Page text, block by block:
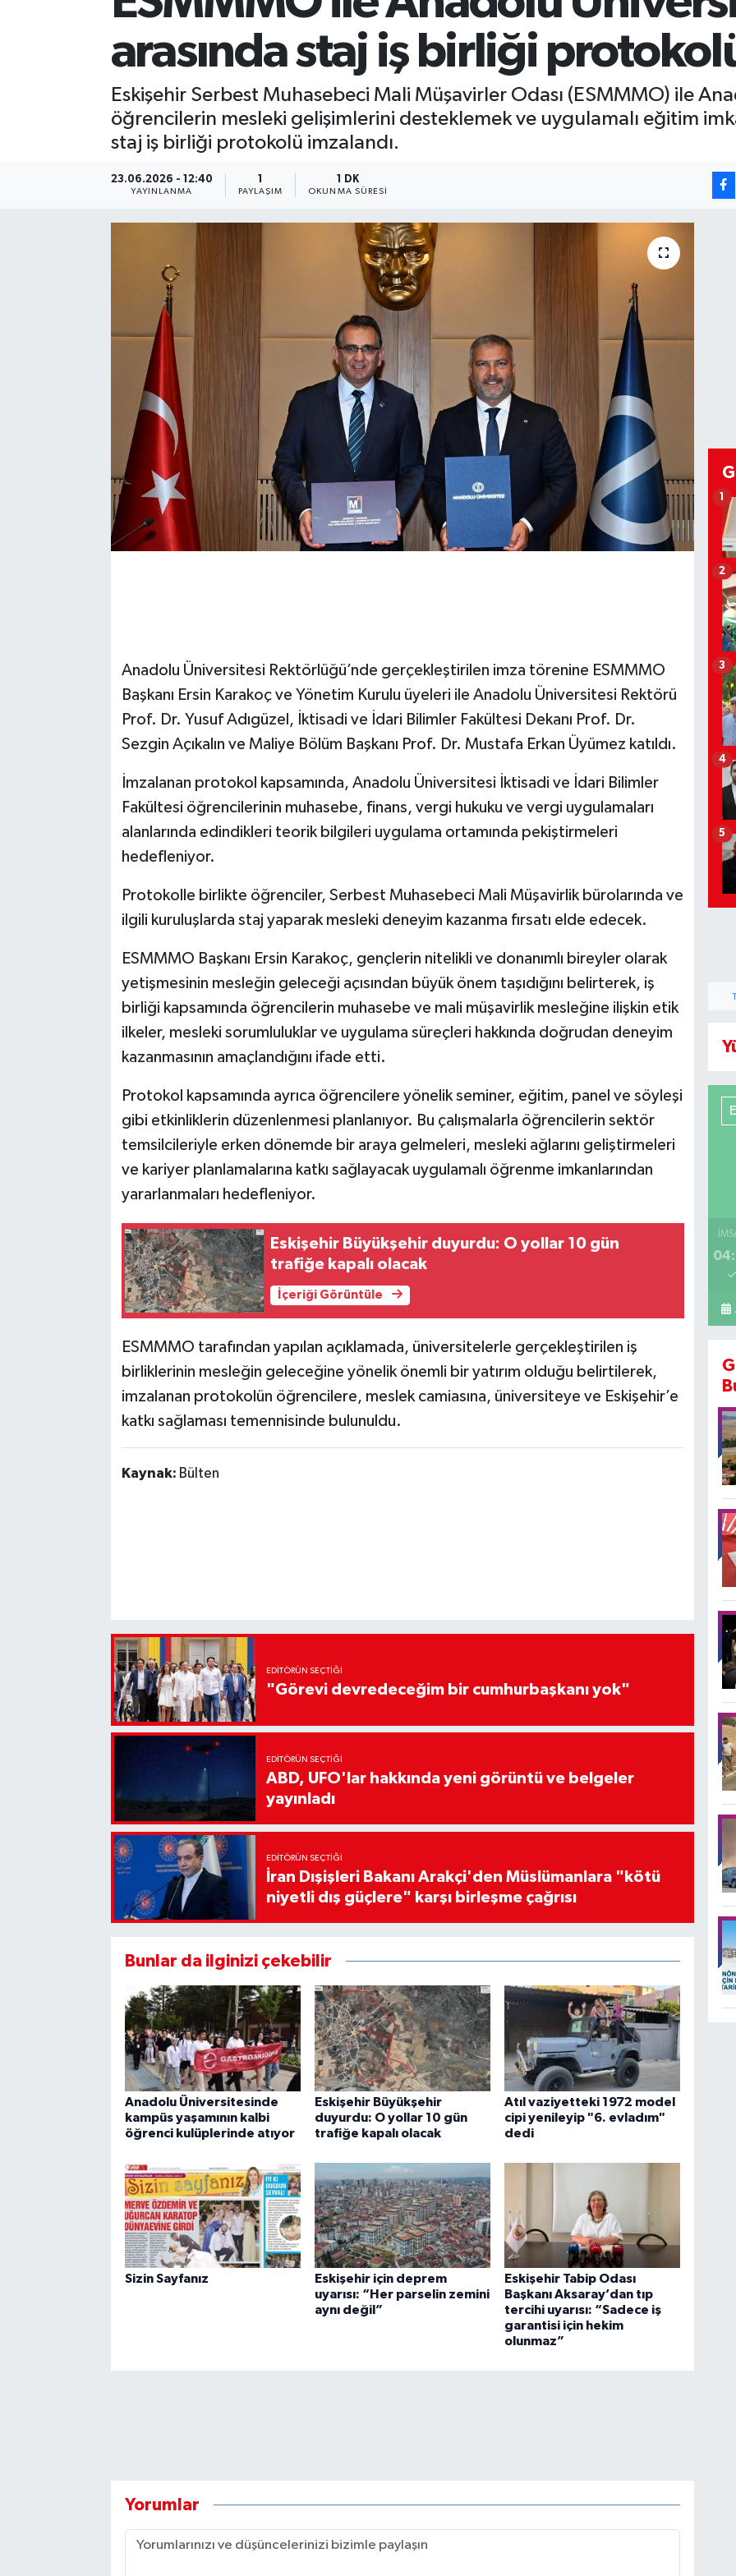
arasında staj iş birliği
Eskişehir Serbest Muhasebeci Mali Müşavirler Odası (ESMMMO) ile
öğrencilerin mesleki gelişimlerini desteklemek ve uygulamalı eğitim
staj iş birliği protokolü imzalandı.
23.06.2026 - 12:40
YAYINLANMA PAYLAŞIM
1 DK
OKUNMA SÜRESI
Anadolu Üniversitesi Rektörlüğü’nde gerçekleştirilen imza törenine ESMMMO
Başkanı Ersin Karakoç ve Yönetim Kurulu üyeleri ile Anadolu Üniversitesi Rektörü
Prof. Dr. Yusuf Adıgüzel, İktisadi ve İdari Bilimler Fakültesi Dekanı Prof. Dr.
Sezgin Açıkalın ve Maliye Bölüm Başkanı Prof. Dr. Mustafa Erkan Üyümez katıldı.
İmzalanan protokol kapsamında, Anadolu Üniversitesi İktisadi ve İdari Bilimler
Fakültesi öğrencilerinin muhasebe, finans, vergi hukuku ve vergi uygulamaları
alanlarında edindikleri teorik bilgileri uygulama ortamında pekiştirmeleri
hedefleniyor.
Protokolle birlikte öğrenciler, Serbest Muhasebeci Mali Müşavirlik bürolarında ve
ilgili kuruluşlarda staj yaparak mesleki deneyim kazanma fırsatı elde edecek.
ESMMMO Başkanı Ersin Karakoç, gençlerin nitelikli ve donanımlı bireyler olarak
yetişmesinin mesleğin geleceği açısından büyük önem taşıdığını belirterek, iş
birliği kapsamında öğrencilerin muhasebe ve mali müşavirlik mesleğine ilişkin etik
ilkeler, mesleki sorumluluklar ve uygulama süreçleri hakkında doğrudan deneyim
kazanmasının amaçlandığını ifade etti.
Protokol kapsamında ayrıca öğrencilere yönelik seminer, eğitim, panel ve söyleşi
gibi etkinliklerin düzenlenmesi planlanıyor. Bu çalışmalarla öğrencilerin sektör
temsilcileriyle erken dönemde bir araya gelmeleri, mesleki ağlarını geliştirmeleri
ve kariyer planlamalarına katkı sağlayacak uygulamalı öğrenme imkanlarından
yararlanmaları hedefleniyor.
Eskişehir Büyükşehir duyurdu: O yollar 10 gün
trafiğe kapalı olacak
İçeriği Görüntüle
ESMMMO tarafından yapılan açıklamada, üniversitelerle gerçekleştirilen iş
birliklerinin mesleğin geleceğine yönelik önemli bir yatırım olduğu belirtilerek,
imzalanan protokolün öğrencilere, meslek camiasına, üniversiteye ve Eskişehir’e
katkı sağlaması temennisinde bulunuldu.
Kaynak: Bülten
EDITÖRÜN SEÇTIĞI
"Görevi devredeceğim bir cumhurbaşkanı yok"
EDITÖRÜN SEÇTIĞI
ABD, UFO'lar hakkında yeni görüntü ve belgeler
yayınladı
EDITÖRÜN SEÇTIĞI
İran Dışişleri Bakanı Arakçi'den Müslümanlara "kötü
niyetli dış güçlere" karşı birleşme çağrısı
Bunlar da ilginizi çekebilir
Anadolu Üniversitesinde
kampüs yaşamının kalbi
öğrenci kulüplerinde atıyor
Eskişehir Büyükşehir
duyurdu: O yollar 10 gün
trafiğe kapalı olacak
Atıl vaziyetteki 1972 model
cipi yenileyip "6. evladım"
dedi
Sizin Sayfanız
Eskişehir için deprem
uyarısı: “Her parselin zemini
aynı değil”
Eskişehir Tabip Odası
Başkanı Aksaray’dan tıp
tercihi uyarısı: “Sadece iş
garantisi için hekim
olunmaz”
Yorumlar
1
2
3
4
5